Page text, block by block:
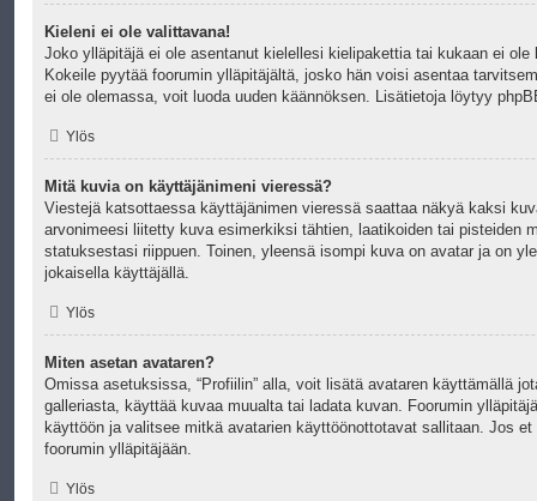
Kieleni ei ole valittavana!
Joko ylläpitäjä ei ole asentanut kielellesi kielipakettia tai kukaan ei
Kokeile pyytää foorumin ylläpitäjältä, josko hän voisi asentaa
ei ole olemassa, voit luoda uuden käännöksen. Lisätietoja löytyy
Ylös
Mitä kuvia on käyttäjänimeni vieressä?
Viestejä katsottaessa käyttäjänimen vieressä saattaa näkyä kaksi
arvonimeesi liitetty kuva esimerkiksi tähtien, laatikoiden tai pisteiden
statuksestasi riippuen. Toinen, yleensä isompi kuva on avatar ja on
jokaisella käyttäjällä.
Ylös
Miten asetan avataren?
Omissa asetuksissa, “Profiilin” alla, voit lisätä avataren käyttämällä
galleriasta, käyttää kuvaa muualta tai ladata kuvan. Foorumin
käyttöön ja valitsee mitkä avatarien käyttöönottotavat sallitaan. Jos
foorumin ylläpitäjään.
Ylös